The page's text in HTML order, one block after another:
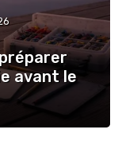
avant le